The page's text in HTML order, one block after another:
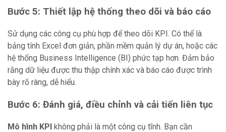
Bước 5: Thiết lập hệ thống theo dõi và báo cáo
Sử dụng các công cụ phù hợp để theo dõi KPI. Có thể là
bảng tính Excel đơn giản, phần mềm quản lý dự án, hoặc các
hệ thống Business Intelligence (BI) phức tạp hơn. Đảm bảo
rằng dữ liệu được thu thập chính xác và báo cáo được trình
bày rõ ràng, dễ hiểu.
Bước 6: Đánh giá, điều chỉnh và cải tiến liên tục
Mô hình KPI không phải là một công cụ tĩnh. Bạn cần